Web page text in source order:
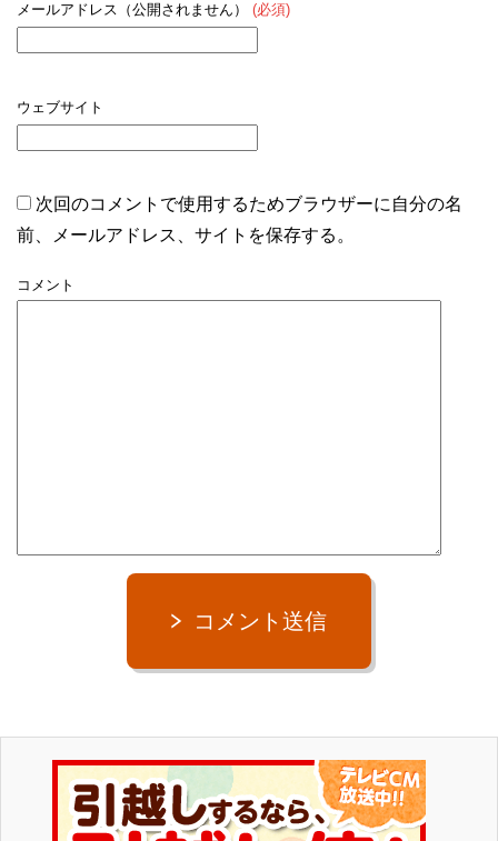
メールアドレス（公開されません） (必須)
ウェブサイト
次回のコメントで使用するためブラウザーに自分の名
前、メールアドレス、サイトを保存する。
コメント
コメント送信